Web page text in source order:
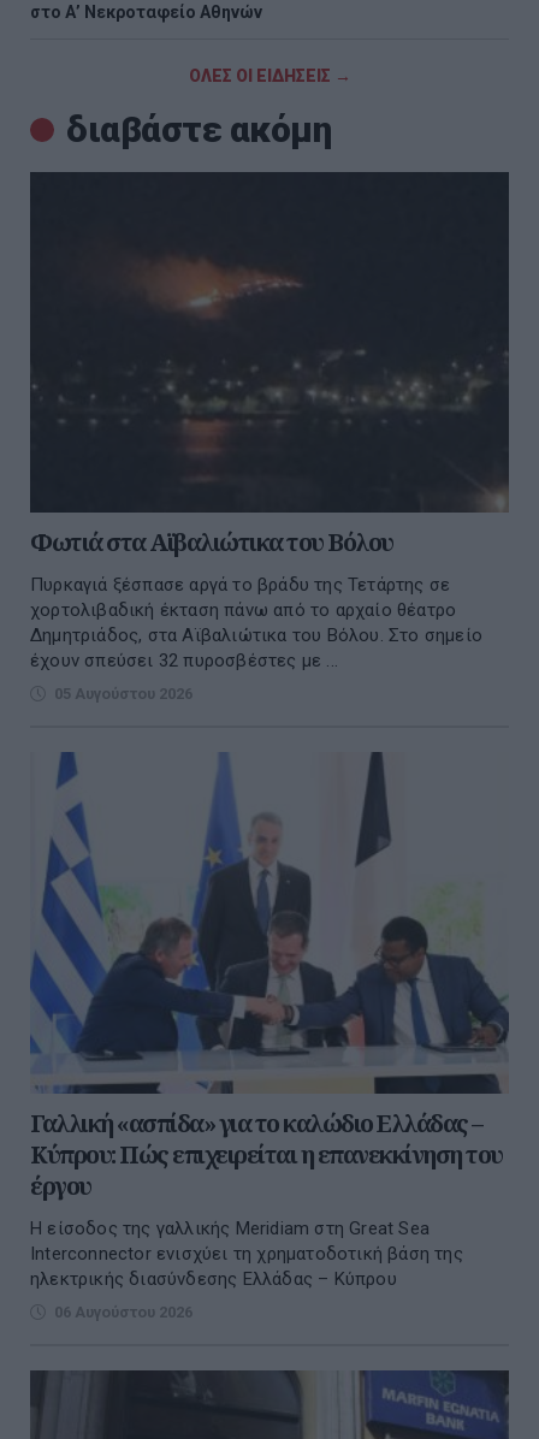
στο Α’ Νεκροταφείο Αθηνών
ΟΛΕΣ ΟΙ ΕΙΔΗΣΕΙΣ →
διαβάστε ακόμη
Φωτιά στα Αϊβαλιώτικα του Βόλου
Πυρκαγιά ξέσπασε αργά το βράδυ της Τετάρτης σε
χορτολιβαδική έκταση πάνω από το αρχαίο θέατρο
Δημητριάδος, στα Αϊβαλιώτικα του Βόλου. Στο σημείο
έχουν σπεύσει 32 πυροσβέστες με ...
05 Αυγούστου 2026
Γαλλική «ασπίδα» για το καλώδιο Ελλάδας –
Κύπρου: Πώς επιχειρείται η επανεκκίνηση του
έργου
Η είσοδος της γαλλικής Meridiam στη Great Sea
Interconnector ενισχύει τη χρηματοδοτική βάση της
ηλεκτρικής διασύνδεσης Ελλάδας – Κύπρου
06 Αυγούστου 2026